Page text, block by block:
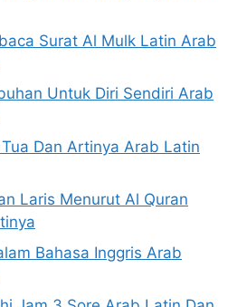
Surat Al Mulk Latin Arab
Untuk Diri Sendiri Arab
Dan Artinya Arab Latin
Laris Menurut Al Quran
Bahasa Inggris Arab